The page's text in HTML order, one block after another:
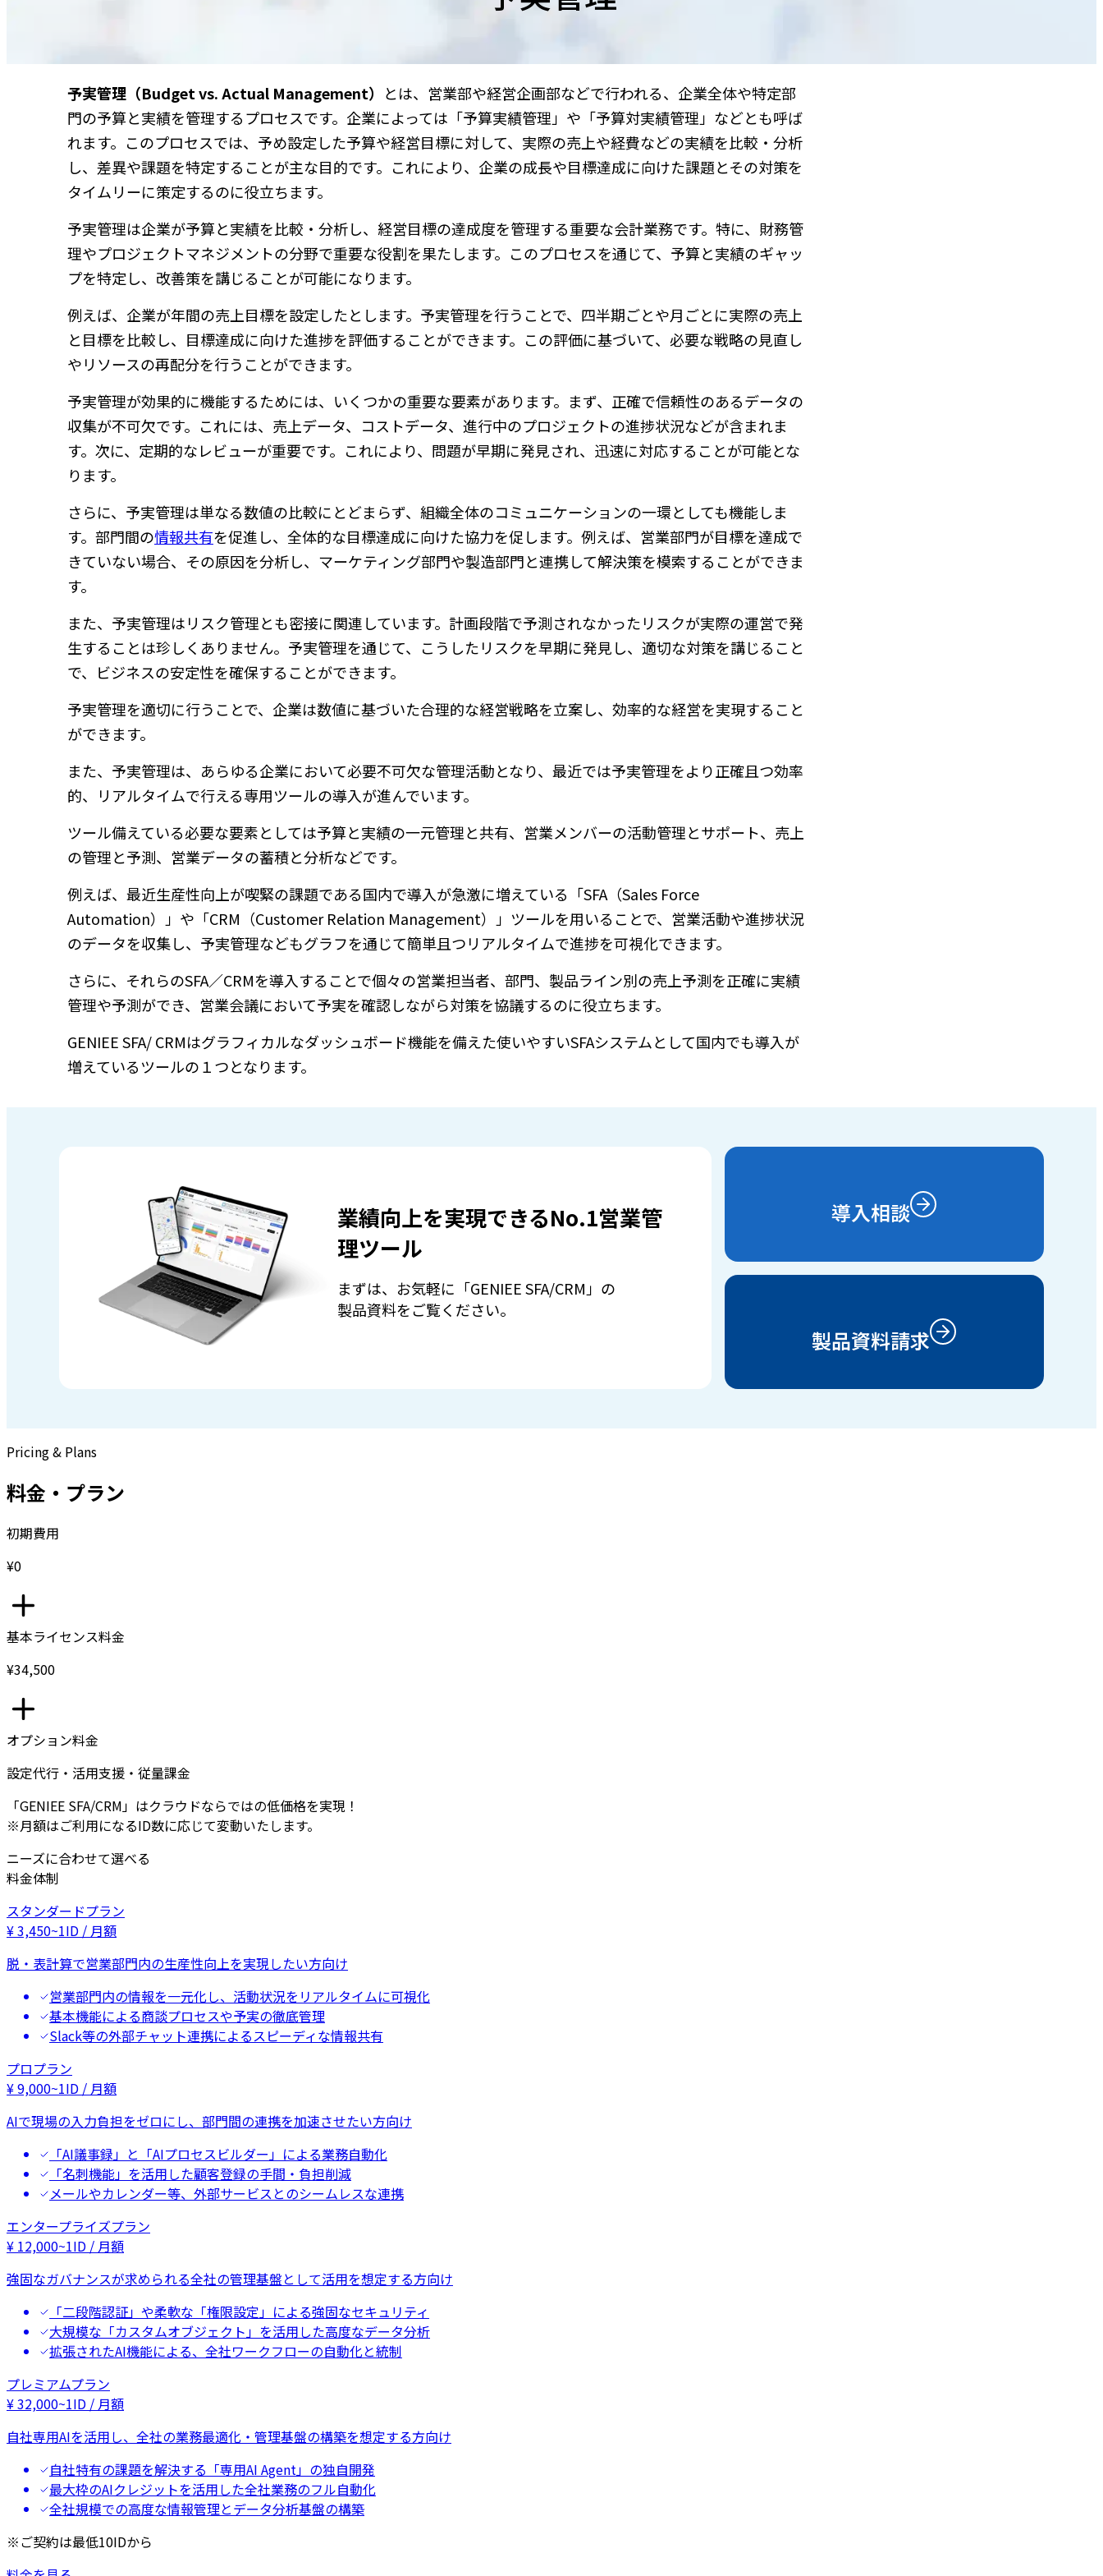
予実管理（Budget vs. Actual Management） とは、営業部や経営企画部などで行われる、企業全体や特定部
門の予算と実績を管理するプロセスです。企業によっては「予算実績管理」や「予算対実績管理」などとも呼ば
れます。このプロセスでは、予め設定した予算や経営目標に対して、実際の売上や経費などの実績を比較・分析
し、差異や課題を特定することが主な目的です。これにより、企業の成長や目標達成に向けた課題とその対策を
タイムリーに策定するのに役立ちます。
予実管理は企業が予算と実績を比較・分析し、経営目標の達成度を管理する重要な会計業務です。特に、財務管
理やプロジェクトマネジメントの分野で重要な役割を果たします。このプロセスを通じて、予算と実績のギャッ
プを特定し、改善策を講じることが可能になります。
例えば、企業が年間の売上目標を設定したとします。予実管理を行うことで、四半期ごとや月ごとに実際の売上
と目標を比較し、目標達成に向けた進捗を評価することができます。この評価に基づいて、必要な戦略の見直し
やリソースの再配分を行うことができます。
予実管理が効果的に機能するためには、いくつかの重要な要素があります。まず、正確で信頼性のあるデータの
収集が不可欠です。これには、売上データ、コストデータ、進行中のプロジェクトの進捗状況などが含まれま
す。次に、定期的なレビューが重要です。これにより、問題が早期に発見され、迅速に対応することが可能とな
ります。
さらに、予実管理は単なる数値の比較にとどまらず、組織全体のコミュニケーションの一環としても機能しま
す。部門間の情報共有を促進し、全体的な目標達成に向けた協力を促します。例えば、営業部門が目標を達成で
きていない場合、その原因を分析し、マーケティング部門や製造部門と連携して解決策を模索することができま
す。
また、予実管理はリスク管理とも密接に関連しています。計画段階で予測されなかったリスクが実際の運営で発
生することは珍しくありません。予実管理を通じて、こうしたリスクを早期に発見し、適切な対策を講じること
で、ビジネスの安定性を確保することができます。
予実管理を適切に行うことで、企業は数値に基づいた合理的な経営戦略を立案し、効率的な経営を実現すること
ができます。
また、予実管理は、あらゆる企業において必要不可欠な管理活動となり、最近では予実管理をより正確且つ効率
的、リアルタイムで行える専用ツールの導入が進んでいます。
ツール備えている必要な要素としては予算と実績の一元管理と共有、営業メンバーの活動管理とサポート、売上
の管理と予測、営業データの蓄積と分析などです。
例えば、最近生産性向上が喫緊の課題である国内で導入が急激に増えている「SFA（Sales Force
Automation）」や「CRM（Customer Relation Management）」ツールを用いることで、営業活動や進捗状況
のデータを収集し、予実管理などもグラフを通じて簡単且つリアルタイムで進捗を可視化できます。
さらに、それらのSFA／CRMを導入することで個々の営業担当者、部門、製品ライン別の売上予測を正確に実績
管理や予測ができ、営業会議において予実を確認しながら対策を協議するのに役立ちます。
GENIEE SFA/ CRMはグラフィカルなダッシュボード機能を備えた使いやすいSFAシステムとして国内でも導入が
増えているツールの１つとなります。
業績向上を実現できるNo.1営業管
理ツール
まずは、お気軽に「GENIEE SFA/CRM」の
製品資料をご覧ください。
導入相談
製品資料請求
Pricing & Plans
料金・プラン
初期費用
¥0
基本ライセンス料金
¥34,500
オプション料金
設定代行・活用支援・従量課金
「GENIEE SFA/CRM」はクラウドならではの低価格を実現！
※月額はご利用になるID数に応じて変動いたします。
ニーズに合わせて選べる
料金体制
スタンダードプラン
¥3,450~1ID / 月額
脱・表計算で営業部門内の生産性向上を実現したい方向け
営業部門内の情報を一元化し、活動状況をリアルタイムに可視化
基本機能による商談プロセスや予実の徹底管理
Slack等の外部チャット連携によるスピーディな情報共有
プロプラン
¥9,000~1ID / 月額
AIで現場の入力負担をゼロにし、部門間の連携を加速させたい方向け
「AI議事録」と「AIプロセスビルダー」による業務自動化
「名刺機能」を活用した顧客登録の手間・負担削減
メールやカレンダー等、外部サービスとのシームレスな連携
エンタープライズプラン
¥ 12,000~1ID / 月額
強固なガバナンスが求められる全社の管理基盤として活用を想定する方向け
「二段階認証」や柔軟な「権限設定」による強固なセキュリティ
大規模な「カスタムオブジェクト」を活用した高度なデータ分析
拡張されたAI機能による、全社ワークフローの自動化と統制
プレミアムプラン
¥32,000~1ID / 月額
自社専用AIを活用し、全社の業務最適化・管理基盤の構築を想定する方向け
自社特有の課題を解決する「専用AI Agent」の独自開発
最大枠のAIクレジットを活用した全社業務のフル自動化
全社規模での高度な情報管理とデータ分析基盤の構築
※ご契約は最低10IDから